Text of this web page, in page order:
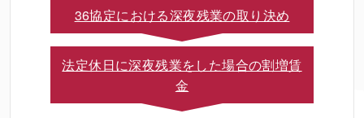
36協定における深夜残業の取り決め
法定休日に深夜残業をした場合の割増賃
金